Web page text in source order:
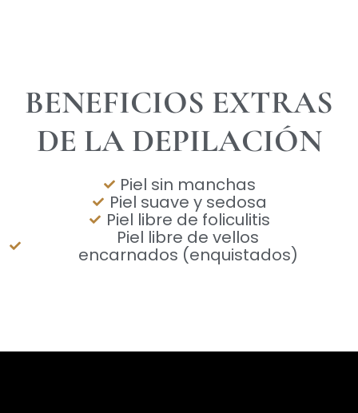
BENEFICIOS EXTRAS
DE LA DEPILACIÓN
Piel sin manchas
Piel suave y sedosa
Piel libre de foliculitis
Piel libre de vellos
encarnados (enquistados)